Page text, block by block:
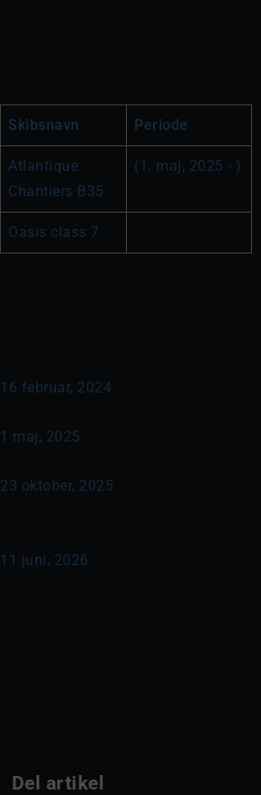
Skibsnavn Periode
Atlantique
Chantiers B35
(1. maj, 2025 - )
Oasis class 7
16 februar, 2024
1 maj, 2025
23 oktober, 2025
11 juni, 2026
Del artikel